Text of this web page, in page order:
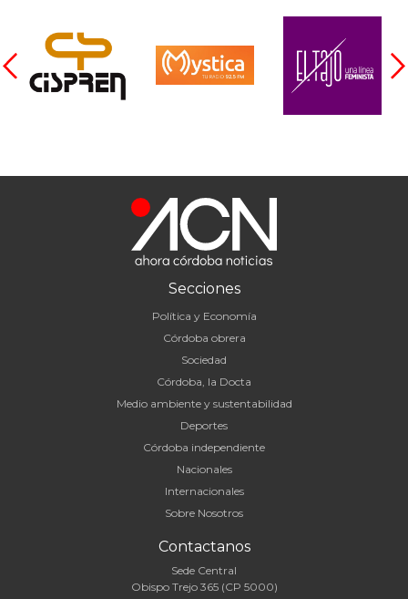
Secciones
Política y Economía
Córdoba obrera
Sociedad
Córdoba, la Docta
Medio ambiente y sustentabilidad
Deportes
Córdoba independiente
Nacionales
Internacionales
Sobre Nosotros
Contactanos
Sede Central
Obispo Trejo 365 (CP 5000)